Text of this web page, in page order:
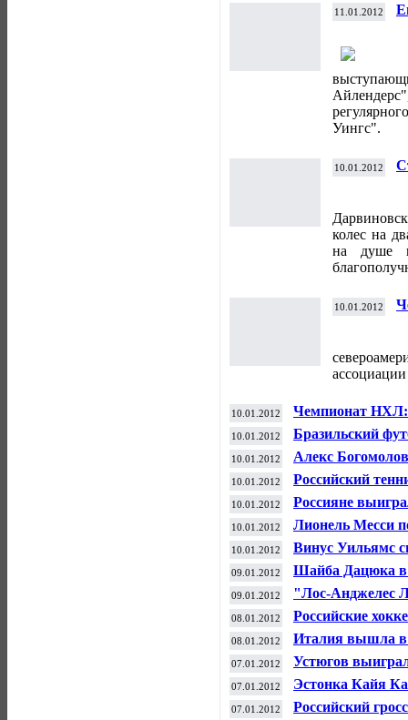
11.01.2012
Уингс".
10.01.2012
колес на
на душе
10.01.2012
10.01.2012 Чемпионат НХЛ:
10.01.2012 Бразильский
10.01.2012
Алекс
турнире в
10.01.2012
Российский
первом круге
10.01.2012
Россияне
греко-римской
10.01.2012
Лионель Месси
подряд
10.01.2012 Винус Уильямс
09.01.2012
Шайба Дацюка в
над "Чикаго"
09.01.2012
"Лос-Анджелес
НБА
08.01.2012
Российские
международном
08.01.2012
Италия вышла в
Турцию по
07.01.2012
Устюгов
мира по
07.01.2012
Эстонка Кайя
турнира в
07.01.2012
Российский